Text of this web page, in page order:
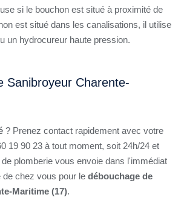
si le bouchon est situé à proximité de
est situé dans les canalisations, il utilise
un hydrocureur haute pression.
Sanibroyeur Charente-
? Prenez contact rapidement avec votre
19 90 23 à tout moment, soit 24h/24 et
plomberie vous envoie dans l'immédiat
chez vous pour le débouchage de
Maritime (17).